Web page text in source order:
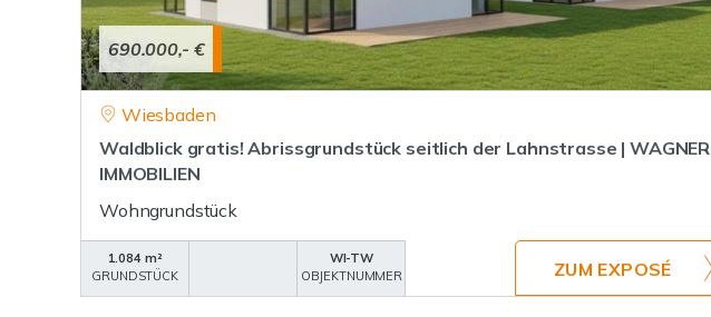
690.000,- €
Wiesbaden
Waldblick gratis! Abrissgrundstück seitlich der Lahnstrasse | WAGNER
IMMOBILIEN
Wohngrundstück
1.084 m²
GRUNDSTÜCK
WI-TW
OBJEKTNUMMER
ZUM EXPOSÉ